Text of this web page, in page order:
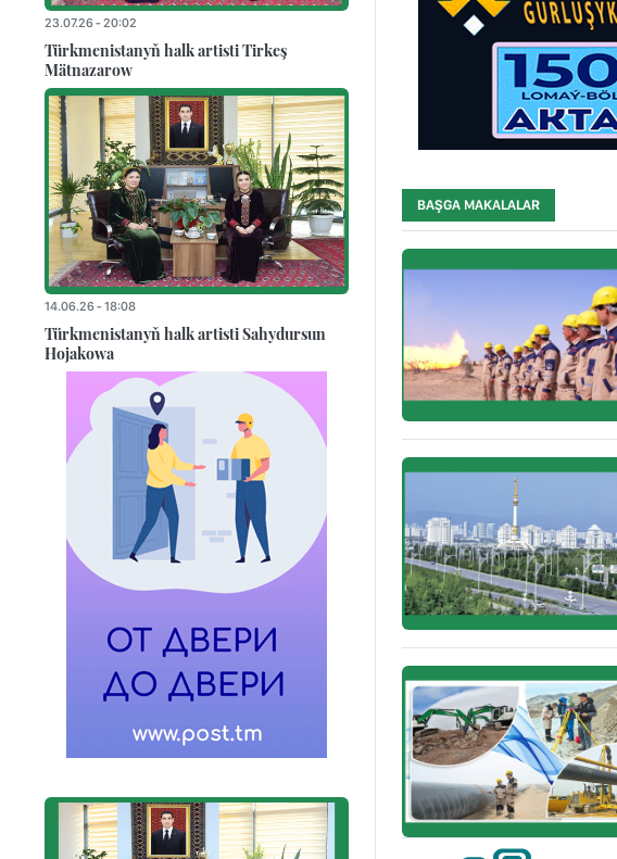
BAŞGA MAKALALAR
23.07.26 - 20:02
Türkmenistanyň halk artisti Tirkeş
Mätnazarow
14.06.26 - 18:08
Türkmenistanyň halk artisti Sahydursun
Hojakowa